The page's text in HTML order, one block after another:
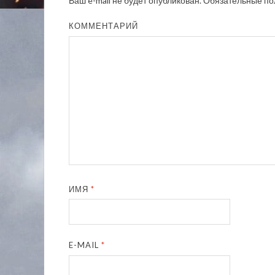
КОММЕНТАРИЙ
ИМЯ*
E-MAIL*